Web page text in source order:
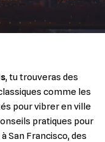
, tu trouveras des
comme les
pour vibrer en ville
pratiques pour
San Francisco, des